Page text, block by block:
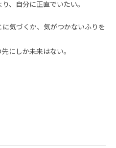
、自分に正直でいたい。
気づくか、気がつかないふりを
にしか未来はない。